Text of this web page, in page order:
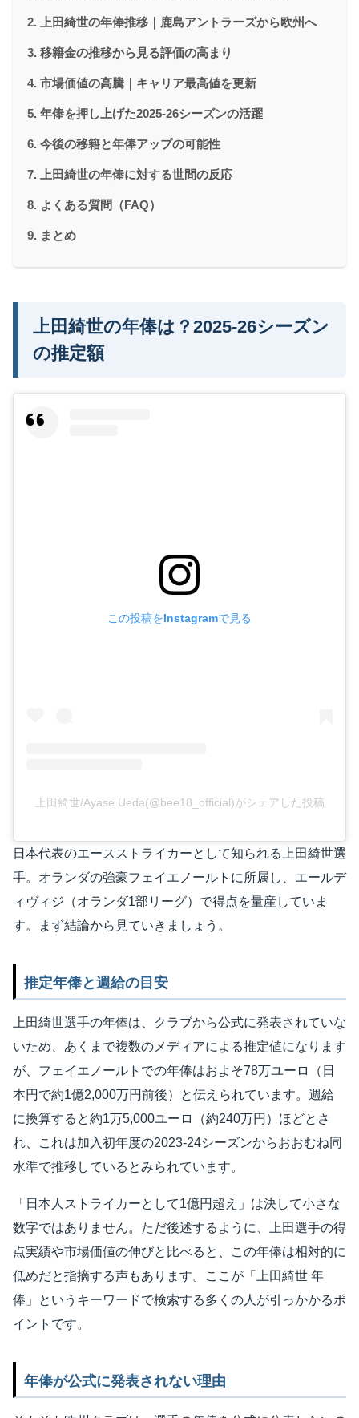
上田綺世の年俸推移｜鹿島アントラーズから欧州へ
移籍金の推移から見る評価の高まり
市場価値の高騰｜キャリア最高値を更新
年俸を押し上げた2025-26シーズンの活躍
今後の移籍と年俸アップの可能性
上田綺世の年俸に対する世間の反応
よくある質問（FAQ）
まとめ
上田綺世の年俸は？2025-26シーズン
の推定額
この投稿をInstagramで見る
上田綺世/Ayase Ueda(@bee18_official)がシェアした投稿
日本代表のエースストライカーとして知られる上田綺世選
手。オランダの強豪フェイエノールトに所属し、エールデ
ィヴィジ（オランダ1部リーグ）で得点を量産していま
す。まず結論から見ていきましょう。
推定年俸と週給の目安
上田綺世選手の年俸は、クラブから公式に発表されていな
いため、あくまで複数のメディアによる推定値になります
が、フェイエノールトでの年俸はおよそ78万ユーロ（日
本円で約1億2,000万円前後）と伝えられています。週給
に換算すると約1万5,000ユーロ（約240万円）ほどとさ
れ、これは加入初年度の2023-24シーズンからおおむね同
水準で推移しているとみられています。
「日本人ストライカーとして1億円超え」は決して小さな
数字ではありません。ただ後述するように、上田選手の得
点実績や市場価値の伸びと比べると、この年俸は相対的に
低めだと指摘する声もあります。ここが「上田綺世 年
俸」というキーワードで検索する多くの人が引っかかるポ
イントです。
年俸が公式に発表されない理由